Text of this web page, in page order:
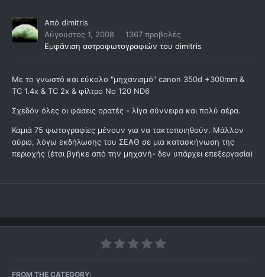
Από dimitris
Αύγουστος 1, 2008
1367 προβολές
Εμφάνιση αστροφωτογραφιών του dimitris
Με το γνωστό και εύκολο "μηχανισμό" canon 350d +300mm &
TC 1.4x & TC 2x & φίλτρο Νο 120 ND6
Σχεδόν όλες οι φάσεις ορατές - λίγα σύννεφα και πολύ αέρα.
Καμιά 75 φωτογραφίες μένουν για να τακτοποιηθούν. Μάλλον
αύριο, λόγω εκδήλωσης του ΣΕΑΘ σε μια κατασκήνωση της
περιοχής (έτσι βγήκε από την μηχανή- δεν υπάρχει επεξεργασία)
FROM THE CATEGORY: